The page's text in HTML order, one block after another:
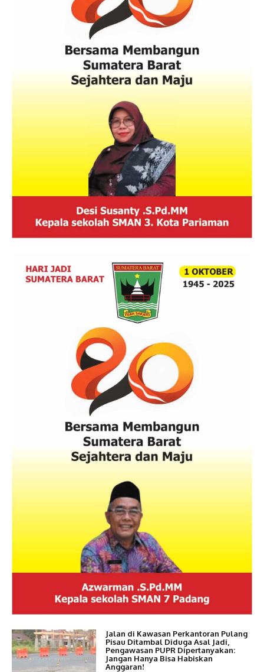
Jalan di Kawasan Perkantoran Pulang
Pisau Ditambal Diduga Asal Jadi,
Pengawasan PUPR Dipertanyakan:
Jangan Hanya Bisa Habiskan
Anggaran!